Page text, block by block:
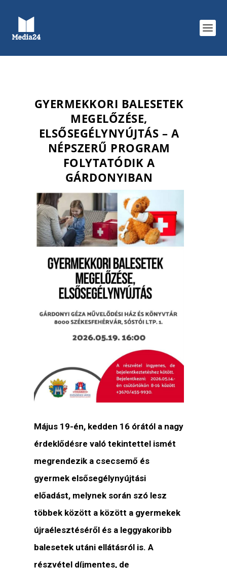
GYERMEKKORI BALESETEK
MEGELŐZÉSE,
ELSŐSEGÉLYNYÚJTÁS – A
NÉPSZERŰ PROGRAM
FOLYTATÓDIK A
GÁRDONYIBAN
Május 19-én, kedden 16 órától a nagy
érdeklődésre való tekintettel ismét
megrendezik a csecsemő és
gyermek elsősegélynyújtási
előadást, melynek során szó lesz
többek között a között a gyermekek
újraélesztéséről és a leggyakoribb
balesetek utáni ellátásról is. A
részvétel díjmentes, de